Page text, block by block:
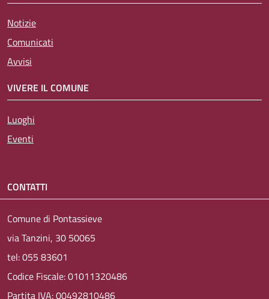
Notizie
Comunicati
Avvisi
VIVERE IL COMUNE
Luoghi
Eventi
CONTATTI
Comune di Pontassieve
via Tanzini, 30 50065
tel: 055 83601
Codice Fiscale: 01011320486
Partita IVA: 00492810486